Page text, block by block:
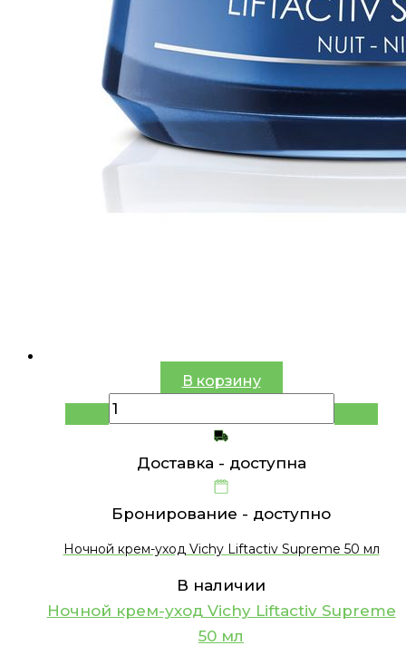
В корзину
Доставка - доступна
Бронирование - доступно
Ночной крем-уход Vichy Liftactiv Supreme 50 мл
В наличии
Ночной крем-уход Vichy Liftactiv Supreme
50 мл